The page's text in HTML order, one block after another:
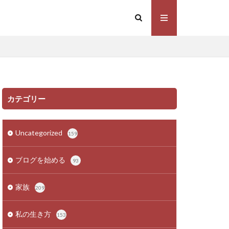
カテゴリー
Uncategorized 159
ブログを始める 93
家族 209
私の生き方 153